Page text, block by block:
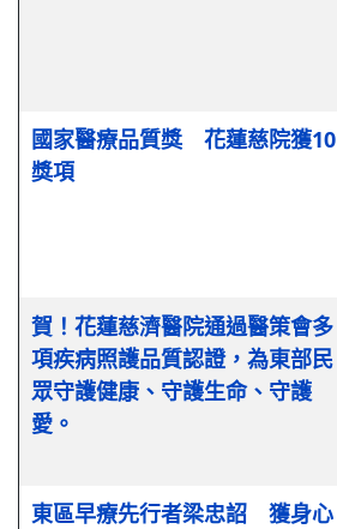
國家醫療品質獎 花蓮慈院獲10
獎項
賀！花蓮慈濟醫院通過醫策會多
項疾病照護品質認證，為東部民
眾守護健康、守護生命、守護
愛。
東區早療先行者梁忠詔 獲身心